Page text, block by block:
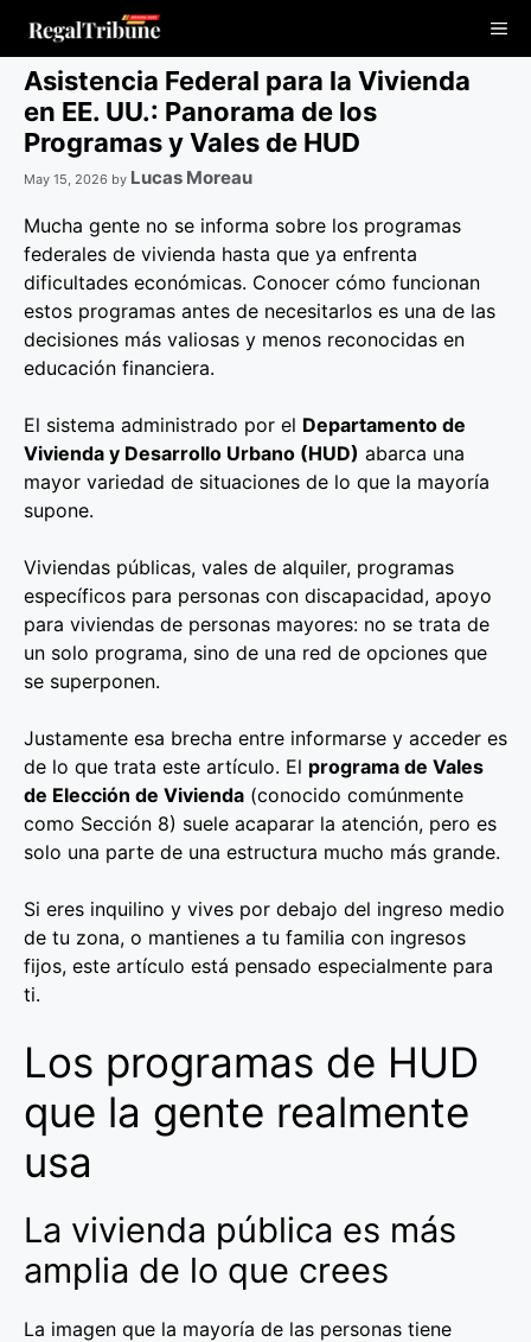
content
Asistencia Federal para la Vivienda
en EE. UU.: Panorama de los
Programas y Vales de HUD
May 15, 2026 by Lucas Moreau
Mucha gente no se informa sobre los programas
federales de vivienda hasta que ya enfrenta
dificultades económicas. Conocer cómo funcionan
estos programas antes de necesitarlos es una de las
decisiones más valiosas y menos reconocidas en
educación financiera.
El sistema administrado por el Departamento de
Vivienda y Desarrollo Urbano (HUD) abarca una
mayor variedad de situaciones de lo que la mayoría
supone.
Viviendas públicas, vales de alquiler, programas
específicos para personas con discapacidad, apoyo
para viviendas de personas mayores: no se trata de
un solo programa, sino de una red de opciones que
se superponen.
Justamente esa brecha entre informarse y acceder es
de lo que trata este artículo. El programa de Vales
de Elección de Vivienda (conocido comúnmente
como Sección 8) suele acaparar la atención, pero es
solo una parte de una estructura mucho más grande.
Si eres inquilino y vives por debajo del ingreso medio
de tu zona, o mantienes a tu familia con ingresos
fijos, este artículo está pensado especialmente para
ti.
Los programas de HUD
que la gente realmente
usa
La vivienda pública es más
amplia de lo que crees
La imagen que la mayoría de las personas tiene